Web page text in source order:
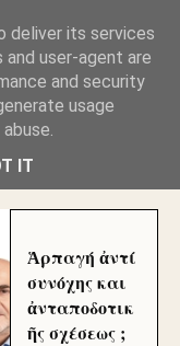
ΚΑΙ
?
ΑΠΟ ΤΟ
Ἁρπαγή ἀντί
συνόχης και
ἀνταποδοτικ
ῆς σχέσεως ;
deliver its services
user-agent are
and security
usage
IT